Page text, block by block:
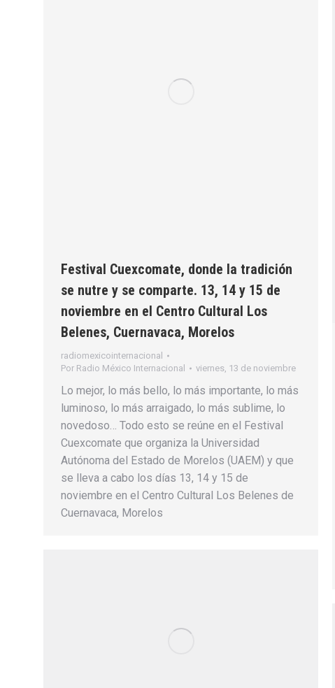
Festival Cuexcomate, donde la tradición
se nutre y se comparte. 13, 14 y 15 de
noviembre en el Centro Cultural Los
Belenes, Cuernavaca, Morelos
radiomexicointernacional
Por Radio México Internacional viernes, 13 de noviembre
Lo mejor, lo más bello, lo más importante, lo más
luminoso, lo más arraigado, lo más sublime, lo
novedoso… Todo esto se reúne en el Festival
Cuexcomate que organiza la Universidad
Autónoma del Estado de Morelos (UAEM) y que
se lleva a cabo los días 13, 14 y 15 de
noviembre en el Centro Cultural Los Belenes de
Cuernavaca, Morelos